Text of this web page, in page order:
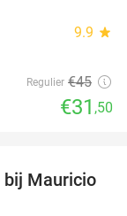
9.9 star
Regulier €45
€31 ,50
82%
bij Mauricio